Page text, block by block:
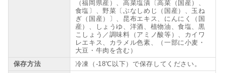
（福岡県産）、高菜塩漬〔高菜（国産）、
食塩〕、野菜〔ぶなしめじ（国産）、玉ね
ぎ（国産）〕、昆布エキス、にんにく（国
産）、しょうゆ、洋酒、植物油、食塩、黒
こしょう／調味料（アミノ酸等）、カイワ
レエキス、カラメル色素、（一部に小麦・
大豆・牛肉を含む）
保存方法
冷凍（-18℃以下）で保存してください。